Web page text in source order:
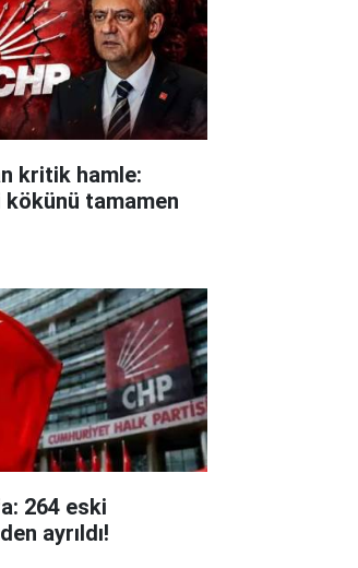
kritik hamle:
kökünü tamamen
264 eski
ayrıldı!